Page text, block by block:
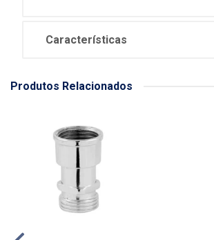
Características
Produtos Relacionados